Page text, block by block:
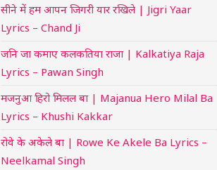
सीने में हम आपन जिगरी यार रखिले | Jigri Yaar
Lyrics – Chand Ji
जनि जा कमाए कलकतिया राजा | Kalkatiya Raja
Lyrics – Pawan Singh
मजनुआ हिरो मिलल बा | Majanua Hero Milal Ba
Lyrics – Khushi Kakkar
रोवे के अकेले बा | Rowe Ke Akele Ba Lyrics –
Neelkamal Singh